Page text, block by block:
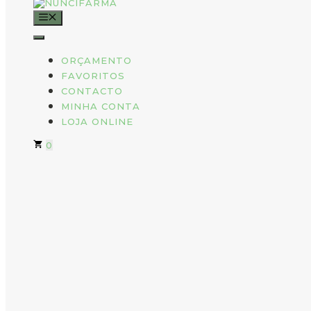
ORÇAMENTO
FAVORITOS
CONTACTO
MINHA CONTA
LOJA ONLINE
0